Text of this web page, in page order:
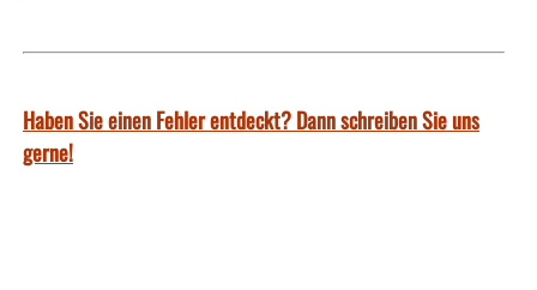
Haben Sie einen Fehler entdeckt? Dann schreiben Sie uns
gerne!